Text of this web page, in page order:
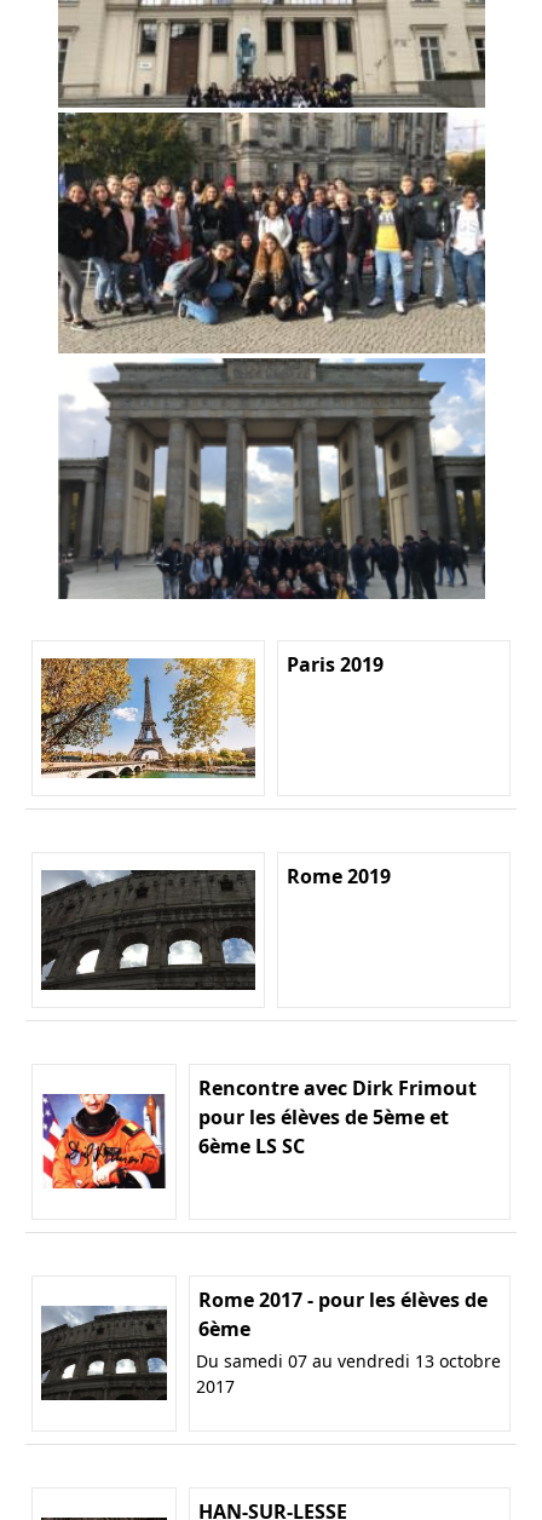
Paris 2019
Rome 2019
Rencontre avec Dirk Frimout
pour les élèves de 5ème et
6ème LS SC
Rome 2017 - pour les élèves de
6ème
Du samedi 07 au vendredi 13 octobre
2017
HAN-SUR-LESSE